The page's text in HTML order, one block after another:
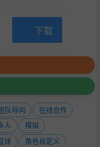
下载
队导向
在线合作
人
模拟
球
角色自定义